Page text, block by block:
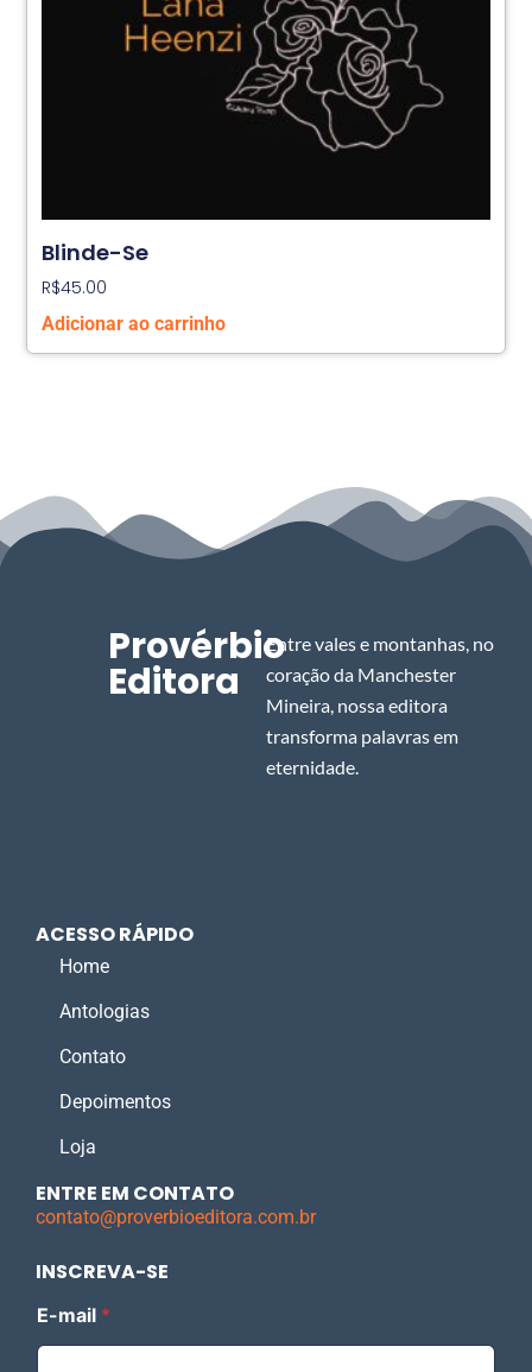
Blinde-Se
R$45.00
Adicionar ao carrinho
Provérbio
Editora
Entre vales e montanhas, no
coração da Manchester
Mineira, nossa editora
transforma palavras em
eternidade.
ACESSO RÁPIDO
Home
Antologias
Contato
Depoimentos
Loja
ENTRE EM CONTATO
contato@proverbioeditora.com.br
INSCREVA-SE
-
m
E-mail *